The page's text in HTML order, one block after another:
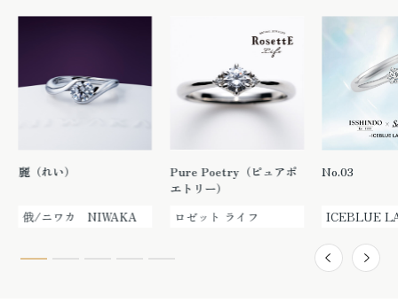
麗（れい）
俄/ニワカ NIWAKA
Pure Poetry（ピュアポ
エトリー）
ロゼット ライフ
No.03
ICEBLUE